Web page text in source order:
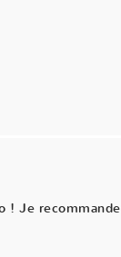
! Je recommande